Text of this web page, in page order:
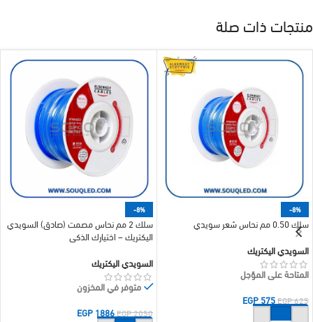
منتجات ذات صلة
-8%
سلك 0.50 مم نحاس شعر سويدي
السويدي اليكتريك
المتاحة على المؤجل
EGP625
EGP575
-8%
سلك 2 مم نحاس مصمت (صادق) السويدي
اليكتريك – اختيارك الذكي
السويدي اليكتريك
متوفر في المخزون
EGP2050
EGP1886